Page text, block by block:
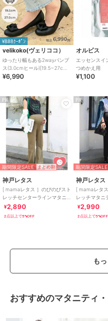
¥888ｸｰﾎﾟﾝ
velikoko(ヴェリココ）
ゆったり幅もある2wayパンプ
ス(3.0cmヒール)[19.5~27cm]
ラクチンきれいシューズ
¥6,990
オルビス
エッセンス
つめかえ用
¥1,100
PR
期間限定SALE まとめ割
神戸レタス
[ mamaレタス ］のびのびスト
レッチセンターラインマタニ
ティパンツ [M2833]
¥2,890
2点以上で5%OFF
PR
期間限定SALE
神戸レタス
[ mamaレタ
レッチマタニ
ート [M3867]
¥2,990
2点以上で5%OFF
も
おすすめのマタニティ